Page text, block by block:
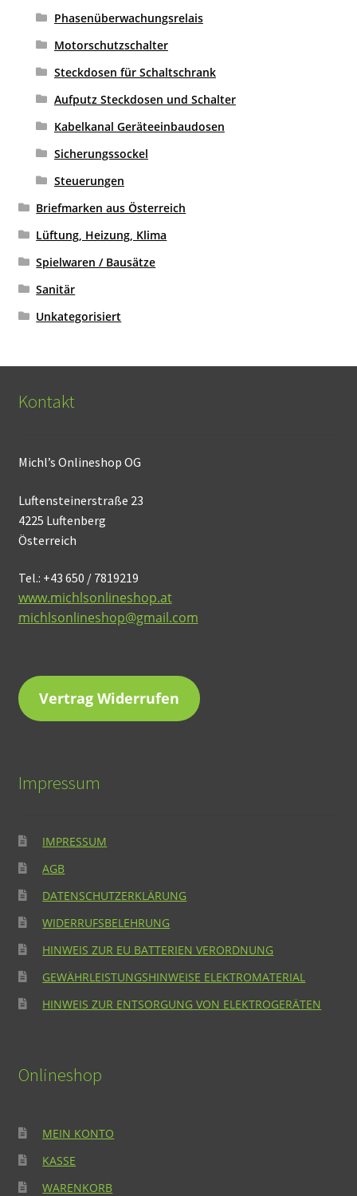
Phasenüberwachungsrelais
Motorschutzschalter
Steckdosen für Schaltschrank
Aufputz Steckdosen und Schalter
Kabelkanal Geräteeinbaudosen
Sicherungssockel
Steuerungen
Briefmarken aus Österreich
Lüftung, Heizung, Klima
Spielwaren / Bausätze
Sanitär
Unkategorisiert
Kontakt
Michl’s Onlineshop OG
Luftensteinerstraße 23
4225 Luftenberg
Österreich
Tel.: +43 650 / 7819219
www.michlsonlineshop.at
michlsonlineshop@gmail.com
Vertrag Widerrufen
Impressum
IMPRESSUM
AGB
DATENSCHUTZERKLÄRUNG
WIDERRUFSBELEHRUNG
HINWEIS ZUR EU BATTERIEN VERORDNUNG
GEWÄHRLEISTUNGSHINWEISE ELEKTROMATERIAL
HINWEIS ZUR ENTSORGUNG VON ELEKTROGERÄTEN
Onlineshop
MEIN KONTO
KASSE
WARENKORB